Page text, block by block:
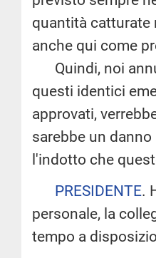
quantità catturate
anche qui come
Quindi, noi
questi identici
approvati,
sarebbe un
l'indotto che
PRESIDENTE.
personale, la
tempo a